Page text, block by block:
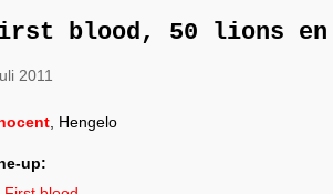
blood, 50 lions en
2011
, Hengelo
up: